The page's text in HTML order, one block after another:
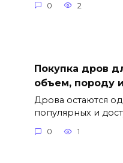
0 2
Покупка дров
объем, породу
Дрова остаются
популярных и
0 1